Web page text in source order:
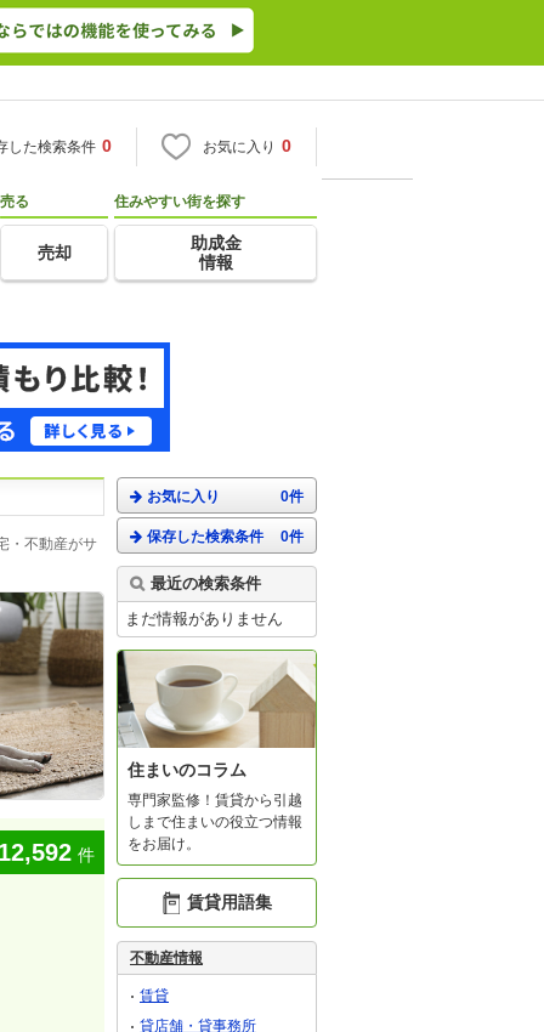
した検索条件 0 お気に入り 0
売る
売却
住みやすい街を探す
助成金
情報
・不動産がサ
12,592 件
お気に入り 0件
保存した検索条件 0件
最近の検索条件
まだ情報がありません
住まいのコラム
専門家監修！賃貸から引越
しまで住まいの役立つ情報
をお届け。
賃貸用語集
不動産情報
賃貸
貸店舗・貸事務所